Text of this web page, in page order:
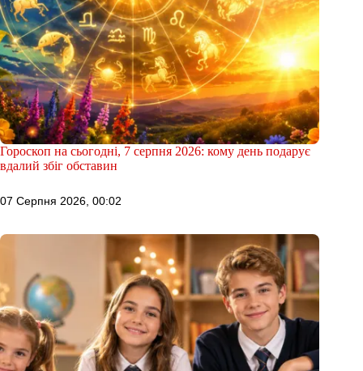
Гороскоп на сьогодні, 7 серпня 2026: кому день подарує
вдалий збіг обставин
07 Серпня 2026, 00:02